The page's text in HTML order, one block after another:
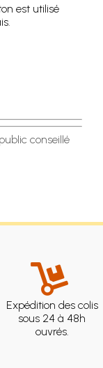
est utilisé
conseillé
Expédition des colis
sous 24 à 48h
ouvrés.